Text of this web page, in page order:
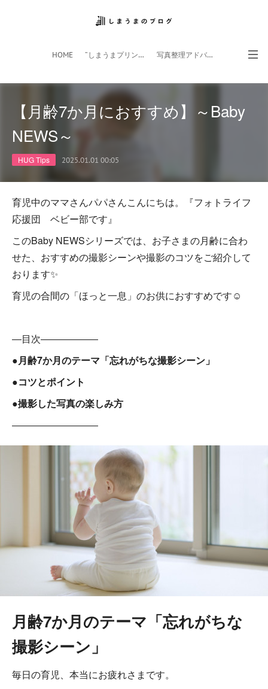
HOME ”しまうまプリント”サイト 写真整理アドバイザー
フォトライフ応援団
【月齢7か月におすすめ】～Baby
NEWS～
HUG Tips 2025.01.01 00:05
育児中のママさんパパさんこんにちは。『フォトライフ
応援団 ベビー部です』
このBaby NEWSシリーズでは、お子さまの月齢に合わ
せた、おすすめの撮影シーンや撮影のコツをご紹介して
おります✨
育児の合間の「ほっと一息」のお供におすすめです☺
―目次――――――
●月齢7か月のテーマ「忘れがちな撮影シーン」
●コツとポイント
●撮影した写真の楽しみ方
―――――――――
月齢7か月のテーマ「忘れがちな
撮影シーン」
毎日の育児、本当にお疲れさまです。